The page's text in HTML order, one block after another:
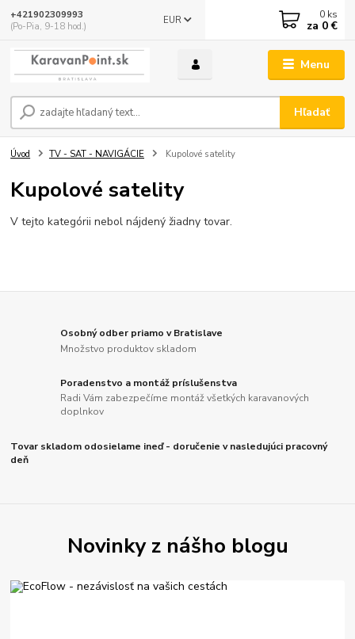
Menu
EUR
Hľadať
+421902309993
(Po-Pia, 9-18 hod.)
0 ks
za 0 €
Úvod TV - SAT - NAVIGÁCIE Kupolové satelity
Kupolové satelity
V tejto kategórii nebol nájdený žiadny tovar.
Osobný odber priamo v Bratislave
Množstvo produktov skladom
Poradenstvo a montáž príslušenstva
Radi Vám zabezpečíme montáž všetkých karavanových
doplnkov
Tovar skladom odosielame ineď - doručenie v nasledujúci pracovný
deň
Novinky z nášho blogu